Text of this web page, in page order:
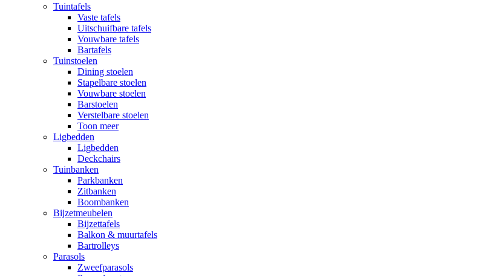
Tuintafels
Vaste tafels
Uitschuifbare tafels
Vouwbare tafels
Bartafels
Tuinstoelen
Dining stoelen
Stapelbare stoelen
Vouwbare stoelen
Barstoelen
Verstelbare stoelen
Toon meer
Ligbedden
Ligbedden
Deckchairs
Tuinbanken
Parkbanken
Zitbanken
Boombanken
Bijzetmeubelen
Bijzettafels
Balkon & muurtafels
Bartrolleys
Parasols
Zweefparasols